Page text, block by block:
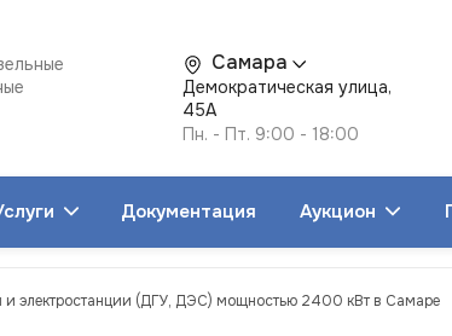
Самара
Демократическая улица,
45А
Пн. - Пт. 9:00 - 18:00
Документация Аукцион
и электростанции (ДГУ, ДЭС) мощностью 2400 кВт в Самаре